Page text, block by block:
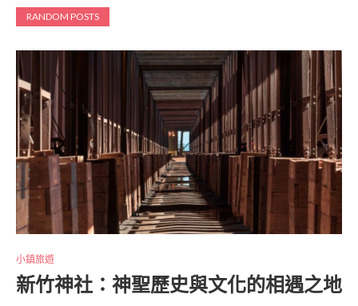
RANDOM POSTS
小鎮旅遊
新竹神社：神聖歷史與文化的相遇之地